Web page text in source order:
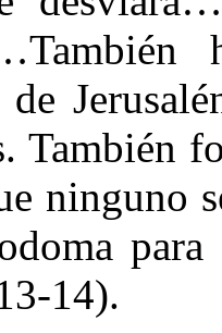
de
También
ninguno
14).